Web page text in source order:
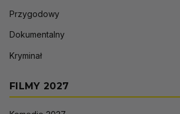
Przygodowy
Dokumentalny
Kryminał
FILMY 2027